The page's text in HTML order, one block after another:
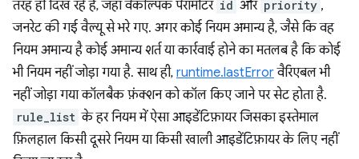
तरह ही दिख रहे हैं, जहां वैकल्पिक पैरामीटर id और priority ,
जनरेट की गई वैल्यू से भरे गए. अगर कोई नियम अमान्य है, जैसे कि वह
नियम अमान्य है कोई अमान्य शर्त या कार्रवाई होने का मतलब है कि कोई
भी नियम नहीं जोड़ा गया है. साथ ही, runtime.lastErrorवैरिएबल भी
नहीं जोड़ा गया कॉलबैक फ़ंक्शन को कॉल किए जाने पर सेट होता है.
rule_list के हर नियम में ऐसा आइडेंटिफ़ायर जिसका इस्तेमाल
फ़िलहाल किसी दूसरे नियम या किसी खाली आइडेंटिफ़ायर के लिए नहीं